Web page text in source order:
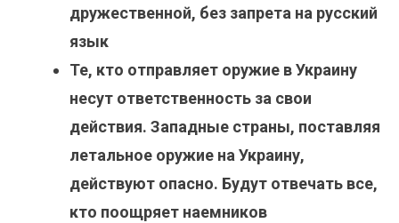
дружественной, без запрета на русский
язык
Те, кто отправляет оружие в Украину
несут ответственность за свои
действия. Западные страны, поставляя
летальное оружие на Украину,
действуют опасно. Будут отвечать все,
кто поощряет наемников